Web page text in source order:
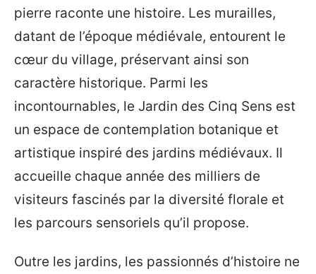
pierre raconte une histoire. Les murailles,
datant de l’époque médiévale, entourent le
cœur du village, préservant ainsi son
caractère historique. Parmi les
incontournables, le Jardin des Cinq Sens est
un espace de contemplation botanique et
artistique inspiré des jardins médiévaux. Il
accueille chaque année des milliers de
visiteurs fascinés par la diversité florale et
les parcours sensoriels qu’il propose.
Outre les jardins, les passionnés d’histoire ne